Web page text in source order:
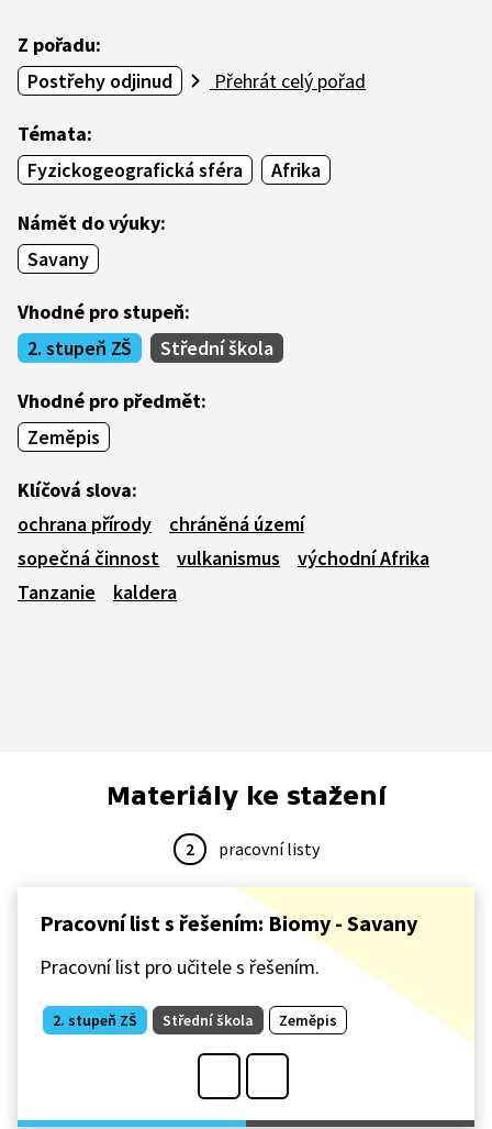
Z pořadu:
Postřehy odjinud
Přehrát celý pořad
Témata:
Fyzickogeografická sféra
Afrika
Námět do výuky:
Savany
Vhodné pro stupeň:
2. stupeň ZŠ
Střední škola
Vhodné pro předmět:
Zeměpis
Klíčová slova:
ochrana přírody
chráněná území
sopečná činnost
vulkanismus
východní Afrika
Tanzanie
kaldera
Materiály ke stažení
2 pracovní listy
Pracovní list s řešením: Biomy - Savany
Pracovní list pro učitele s řešením.
2. stupeň ZŠ Střední škola Zeměpis